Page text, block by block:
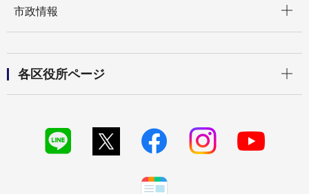
市政情報
各区役所ページ